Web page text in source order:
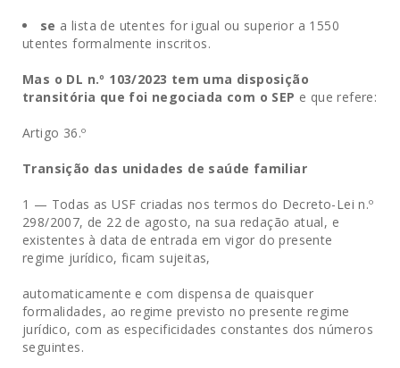
se a lista de utentes for igual ou superior a 1550
utentes formalmente inscritos.
Mas o DL n.º 103/2023 tem uma disposição
transitória que foi negociada com o SEP e que refere:
Artigo 36.º
Transição das unidades de saúde familiar
1 — Todas as USF criadas nos termos do Decreto-Lei n.º
298/2007, de 22 de agosto, na sua redação atual, e
existentes à data de entrada em vigor do presente
regime jurídico, ficam sujeitas,
automaticamente e com dispensa de quaisquer
formalidades, ao regime previsto no presente regime
jurídico, com as especificidades constantes dos números
seguintes.